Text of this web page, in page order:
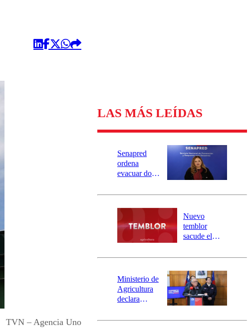
TVN – Agencia Uno
LAS MÁS LEÍDAS
Senapred
ordena
evacuar dos
Carahue por
río Damas:
activa
mensajería
SAE
Nuevo
temblor
sacude el
revisa la
epicentro
Ministerio de
Agricultura
declara
agrícola para